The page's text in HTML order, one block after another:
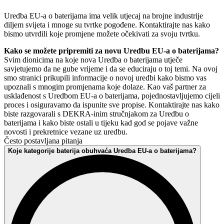
Uredba EU-a o baterijama ima velik utjecaj na brojne industrije
diljem svijeta i mnoge su tvrtke pogođene. Kontaktirajte nas kako
bismo utvrdili koje promjene možete očekivati za svoju tvrtku.
Kako se možete pripremiti za novu Uredbu EU-a o baterijama?
Svim dionicima na koje nova Uredba o baterijama utječe
savjetujemo da ne gube vrijeme i da se educiraju o toj temi. Na ovoj
smo stranici prikupili informacije o novoj uredbi kako bismo vas
upoznali s mnogim promjenama koje dolaze. Kao vaš partner za
usklađenost s Uredbom EU-a o baterijama, pojednostavljujemo cijeli
proces i osiguravamo da ispunite sve propise. Kontaktirajte nas kako
biste razgovarali s DEKRA-inim stručnjakom za Uredbu o
baterijama i kako biste ostali u tijeku kad god se pojave važne
novosti i prekretnice vezane uz uredbu.
Često postavljana pitanja
Koje kategorije baterija obuhvaća Uredba EU-a o baterijama?